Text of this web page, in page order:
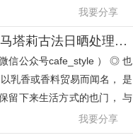
埃塞
我要分享
也门咖啡豆的主要处理方式介绍_也门摩卡马塔莉古法日晒处理咖啡
信公众号cafe_style ） ◎ 也
乳香或香料贸易而闻名， 是
留下来生活方式的也门， 与
之隔
我要分享